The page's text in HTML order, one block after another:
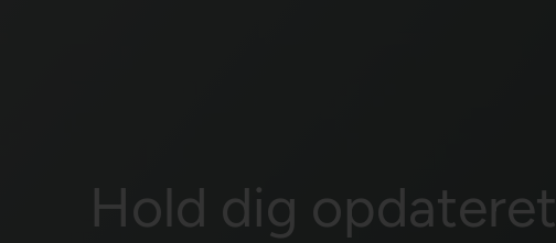
Hold dig opdateret